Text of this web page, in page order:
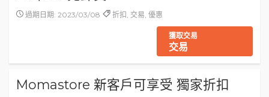
過期日期: 2023/03/08 折扣, 交易, 優惠
獲取交易
交易
Momastore 新客戶可享受 獨家折扣